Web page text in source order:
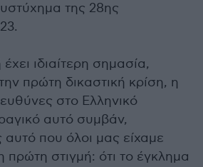
της 28ης
ιδιαίτερη σημασία,
πρώτη δικαστική κρίση, η
ευθύνες στο Ελληνικό
αυτό συμβάν,
αυτό που όλοι μας είχαμε
πρώτη στιγμή: ότι το έγκλημα